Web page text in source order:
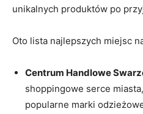
unikalnych produktów po
Oto lista najlepszych miejsc
Centrum Handlowe
shoppingowe serce
popularne marki